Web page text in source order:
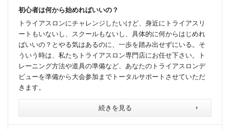
初心者は何から始めればいいの？
トライアスロンにチャレンジしたいけど、身近にトライアスリ
ートもいないし、スクールもないし、具体的に何からはじめれ
ばいいの？とやる気はあるのに、一歩を踏み出せずにいる。そ
ういう時は、私たちトライアスロン専門店にお任せ下さい。ト
レーニング方法や道具の準備など、あなたのトライアスロンデ
ビューを準備から大会参加までトータルサポートさせていただ
きます。
続きを見る